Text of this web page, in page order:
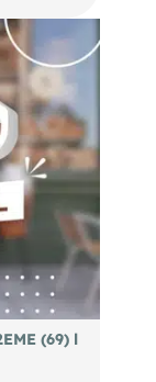
(69) l